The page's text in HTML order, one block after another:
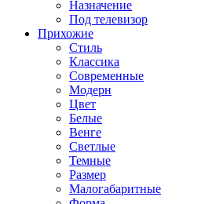
Назначение
Под телевизор
Прихожие
Стиль
Классика
Современные
Модерн
Цвет
Белые
Венге
Светлые
Темные
Размер
Малогабаритные